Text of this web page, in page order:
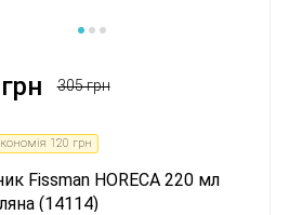
305 грн
120 грн
Fissman HORECA 220 мл
(14114)